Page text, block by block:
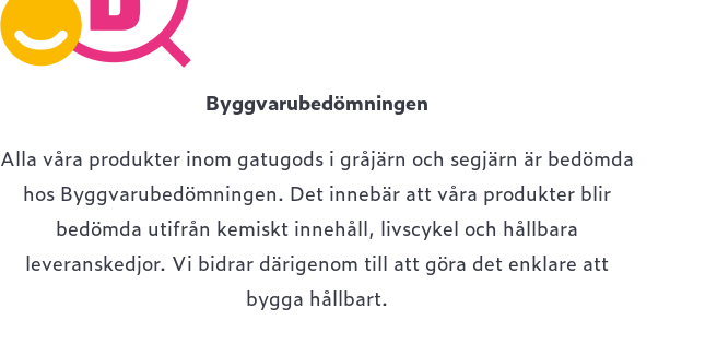
Byggvarubedömningen
Alla våra produkter inom gatugods i gråjärn och segjärn är bedömda
hos Byggvarubedömningen. Det innebär att våra produkter blir
bedömda utifrån kemiskt innehåll, livscykel och hållbara
leveranskedjor. Vi bidrar därigenom till att göra det enklare att
bygga hållbart.